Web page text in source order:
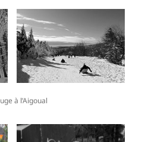
à l’Aigoual